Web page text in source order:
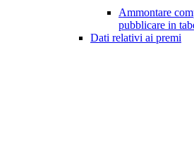
Ammontare
pubblicare in
Dati relativi ai premi